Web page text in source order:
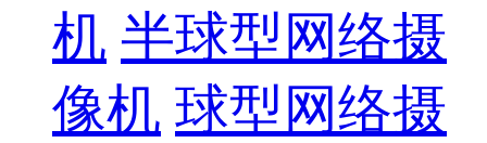
机 半球型网络摄
像机 球型网络摄